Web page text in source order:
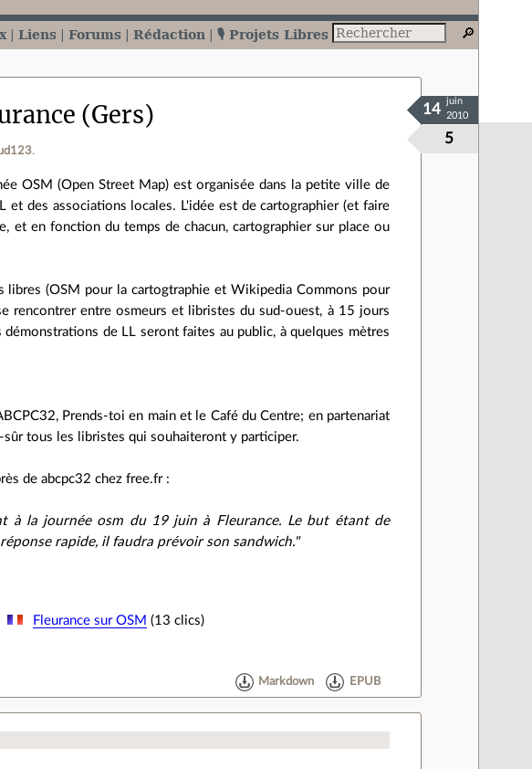
Liens Forums Rédaction 🎙️ Projets Libres
(Gers)
.
5
14
juin
2010
OSM (Open Street Map) est organisée dans la petite ville de
et des associations locales. L'idée est de cartographier (et faire
et en fonction du temps de chacun, cartographier sur place ou
libres (OSM pour la cartogtraphie et Wikipedia Commons pour
rencontrer entre osmeurs et libristes du sud-ouest, à 15 jours
de LL seront faites au public, à quelques mètres
Prends-toi en main et le Café du Centre; en partenariat
sûr tous les libristes qui souhaiteront y participer.
de abcpc32 chez free.fr :
à la journée osm du 19 juin à Fleurance. Le but étant de
rapide, il faudra prévoir son sandwich."
Fleurance sur OSM (13 clics)
Markdown EPUB